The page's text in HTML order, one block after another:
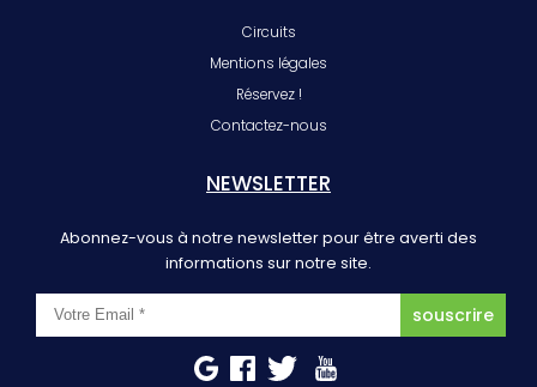
Circuits
Mentions légales
Réservez !
Contactez-nous
NEWSLETTER
Abonnez-vous à notre newsletter pour être averti des
informations sur notre site.